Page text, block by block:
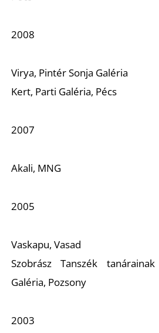
2008
Virya, Pintér Sonja Galéria
Kert, Parti Galéria, Pécs
2007
Akali, MNG
2005
Vaskapu, Vasad
Szobrász Tanszék
Galéria, Pozsony
2003